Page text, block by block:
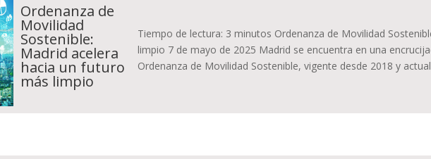
Ordenanza de
Movilidad
Sostenible:
Madrid acelera
hacia un futuro
más limpio
Tiempo de lectura: 3 minutos Ordenanza de Movilidad
limpio 7 de mayo de 2025 Madrid se encuentra en una
Ordenanza de Movilidad Sostenible, vigente desde 2018 y